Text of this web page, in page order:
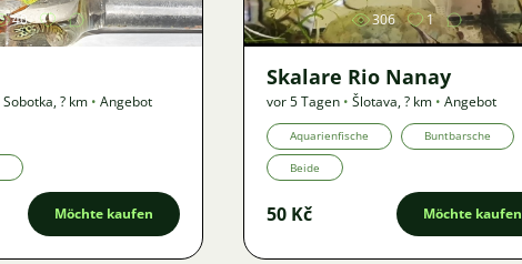
40
Sobotka,? km • Angebot
Möchte kaufen
306 1
Skalare Rio Nanay
vor 5 Tagen • Šlotava,? km • Angebot
Aquarienfische Buntbarsche
Beide
50 Kč Möchte kaufen